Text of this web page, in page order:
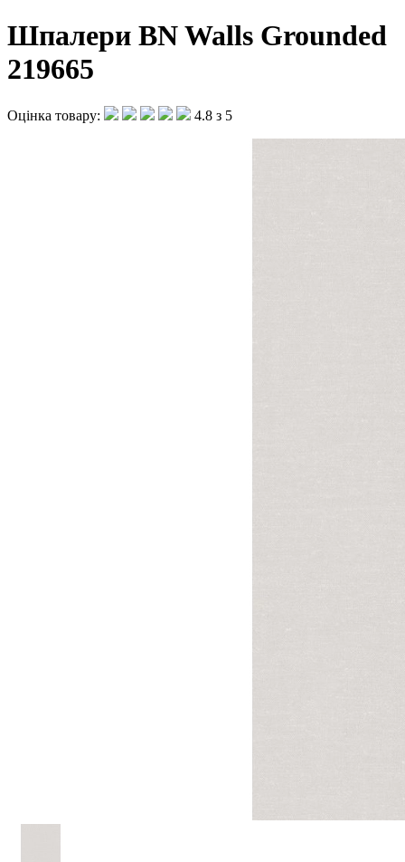
Шпалери BN Walls Grounded
219665
Оцінка товару: 4.8 з 5